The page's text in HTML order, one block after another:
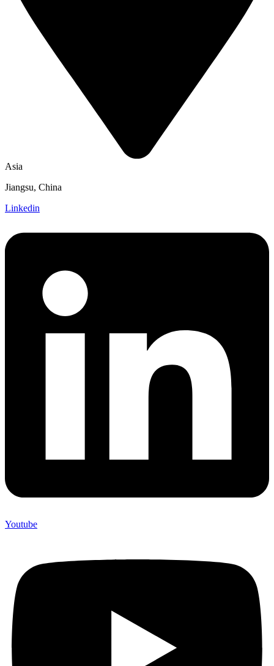
Asia
Jiangsu, China
Linkedin
Youtube